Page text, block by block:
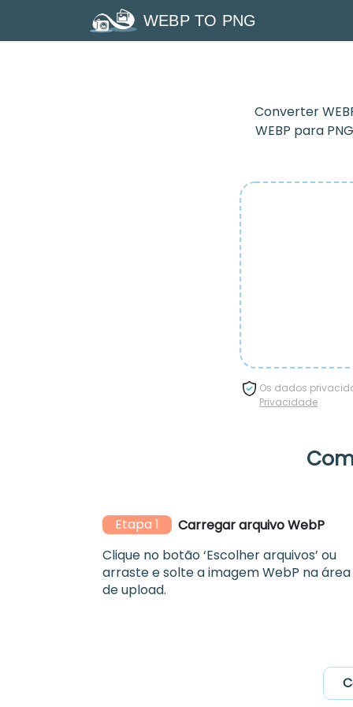
WEBP TO PNG
Converter
WEBP para
Os dados
Privacidade
Etapa 1
Carregar arquivo WebP
Clique no botão ‘Escolher arquivos’ ou
arraste e solte a imagem WebP na área
de upload.